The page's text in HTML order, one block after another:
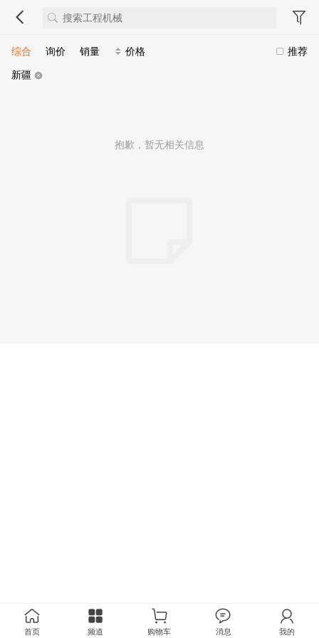
推荐
综合 询价 销量
价格
新疆
抱歉，暂无相关信息
首页 频道 购物车 消息 我的